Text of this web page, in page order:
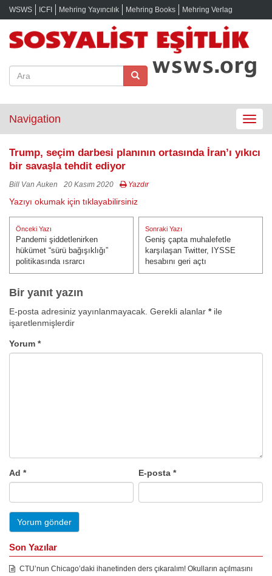
WSWS ICFI Mehring Yayıncılık Mehring Books Mehring Verlag
Toggle
Navigation
Trump, seçim darbesi planının ortasında İran’ı yıkıcı
bir savaşla tehdit ediyor
Bill Van Auken 20 Kasım 2020 Yazdır
Yazıyı okumak için tıklayabilirsiniz
Yazı
gezinmesi
Önceki Yazı
Önceki Yazı:
Pandemi şiddetlenirken
hükümet “sürü bağışıklığı”
politikasında ısrarcı
Sonraki Yazı
Sonraki Yazı:
Geniş çapta muhalefetle
karşılaşan Twitter, IYSSE
hesabını geri açtı
Bir yanıt yazın
E-posta adresiniz yayınlanmayacak. Gerekli alanlar *ile
işaretlenmişlerdir
Yorum *
Ad * E-posta*
Son Yazılar
CTU’nun Chicago’daki ihanetinden ders çıkaralım! Okulların açılmasını